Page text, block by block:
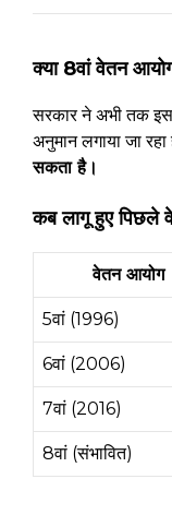
क्या 8वां वेतन
सरकार ने अभी तक
अनुमान लगाया जा
सकता है।
कब लागू हुए पिछले
वेतन आयोग
5वां (1996)
6वां (2006)
7वां (2016)
8वां (संभावित)